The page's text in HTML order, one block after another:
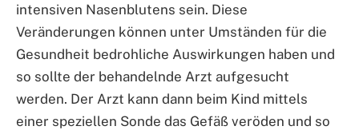
intensiven Nasenblutens sein. Diese
Veränderungen können unter Umständen für die
Gesundheit bedrohliche Auswirkungen haben und
so sollte der behandelnde Arzt aufgesucht
werden. Der Arzt kann dann beim Kind mittels
einer speziellen Sonde das Gefäß veröden und so